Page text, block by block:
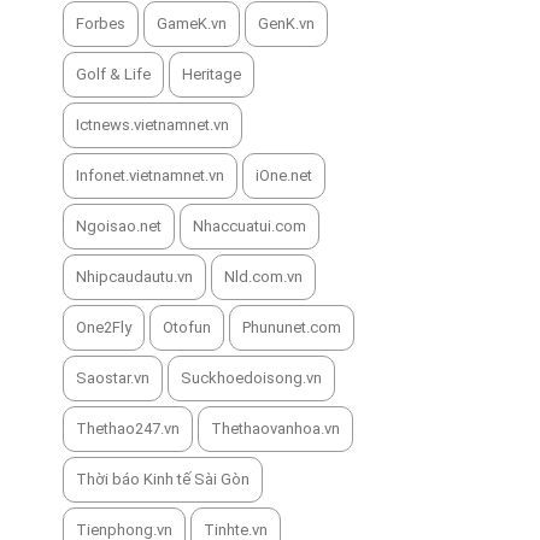
Forbes GameK.vn GenK.vn
Golf & Life Heritage
Ictnews.vietnamnet.vn
Infonet.vietnamnet.vn iOne.net
Ngoisao.net Nhaccuatui.com
Nhipcaudautu.vn Nld.com.vn
One2Fly Otofun Phununet.com
Saostar.vn Suckhoedoisong.vn
Thethao247.vn Thethaovanhoa.vn
Thời báo Kinh tế Sài Gòn
Tienphong.vn Tinhte.vn